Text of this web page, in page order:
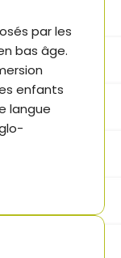
par les
bas âge.
enfants
langue